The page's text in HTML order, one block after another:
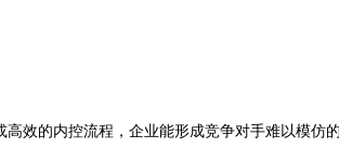
效的内控流程，企业能形成竞争对手难以模仿